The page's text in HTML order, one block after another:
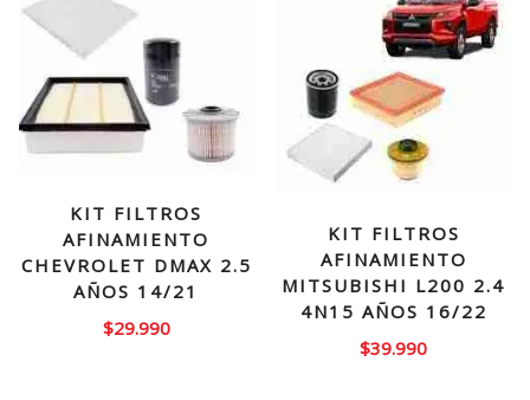
KIT FILTROS
AFINAMIENTO
CHEVROLET DMAX 2.5
AÑOS 14/21
$29.990
KIT FILTROS
AFINAMIENTO
MITSUBISHI L200 2.4
4N15 AÑOS 16/22
$39.990